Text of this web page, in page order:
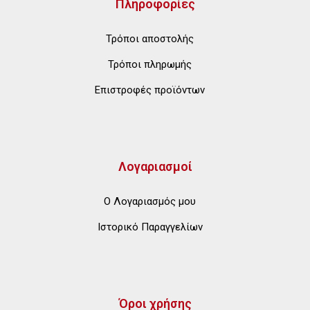
Πληροφορίες
Τρόποι αποστολής
Τρόποι πληρωμής
Επιστροφές προϊόντων
Λογαριασμοί
Ο Λογαριασμός μου
Ιστορικό Παραγγελίων
Όροι χρήσης